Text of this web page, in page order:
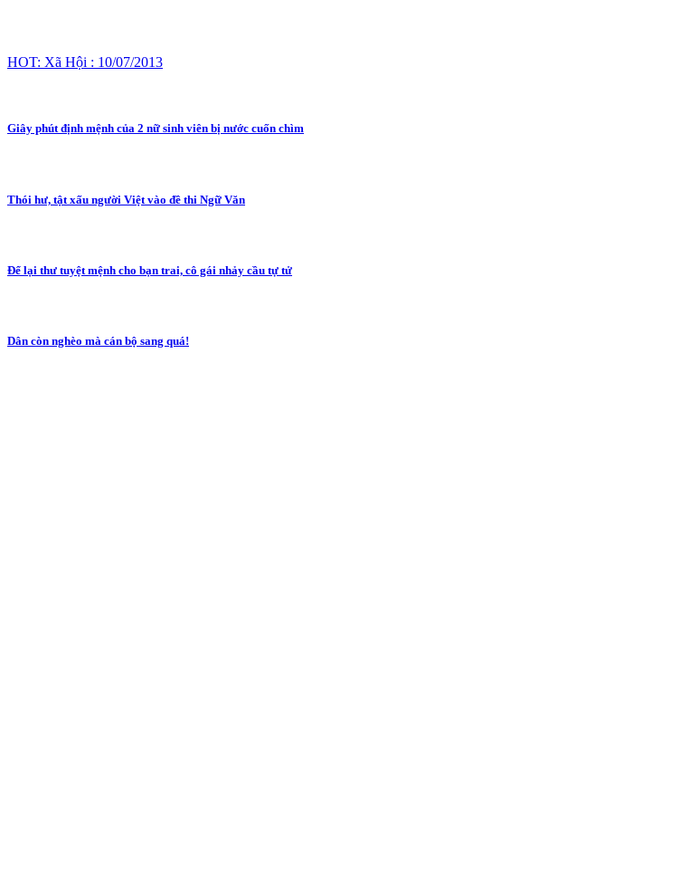
HOT: Xã Hội : 10/07/2013
Giây phút định mệnh của 2 nữ sinh viên bị nước cuốn chìm
Thói hư, tật xấu người Việt vào đề thi Ngữ Văn
Để lại thư tuyệt mệnh cho bạn trai, cô gái nhảy cầu tự tử
Dân còn nghèo mà cán bộ sang quá!